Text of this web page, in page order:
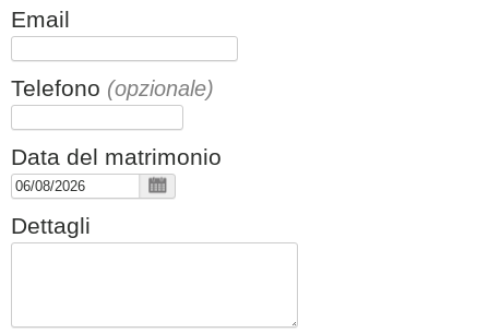
Email
Telefono (opzionale)
Data del matrimonio
Dettagli